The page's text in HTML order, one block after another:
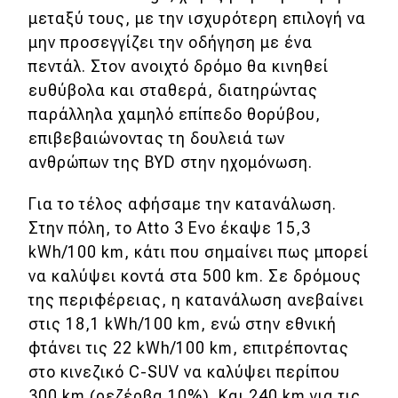
μεταξύ τους, με την ισχυρότερη επιλογή να
μην προσεγγίζει την οδήγηση με ένα
πεντάλ. Στον ανοιχτό δρόμο θα κινηθεί
ευθύβολα και σταθερά, διατηρώντας
παράλληλα χαμηλό επίπεδο θορύβου,
επιβεβαιώνοντας τη δουλειά των
ανθρώπων της BYD στην ηχομόνωση.
Για το τέλος αφήσαμε την κατανάλωση.
Στην πόλη, το Atto 3 Evo έκαψε 15,3
kWh/100 km, κάτι που σημαίνει πως μπορεί
να καλύψει κοντά στα 500 km. Σε δρόμους
της περιφέρειας, η κατανάλωση ανεβαίνει
στις 18,1 kWh/100 km, ενώ στην εθνική
φτάνει τις 22 kWh/100 km, επιτρέποντας
στο κινεζικό C-SUV να καλύψει περίπου